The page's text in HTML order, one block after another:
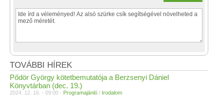
TOVÁBBI HÍREK
Pődör György kötetbemutatója a Berzsenyi Dániel
Könyvtárban (dec. 19.)
2024. 12. 16. - 09:00 - Programajánló / Irodalom